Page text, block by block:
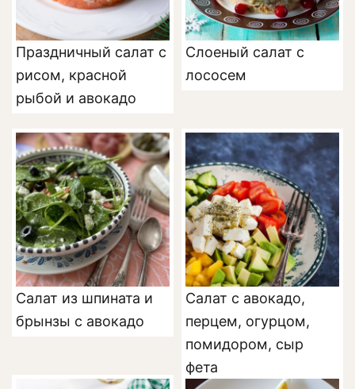
Праздничный салат с
рисом, красной
рыбой и авокадо
Слоеный салат с
лососем
Салат из шпината и
брынзы с авокадо
Салат с авокадо,
перцем, огурцом,
помидором, сыр
фета